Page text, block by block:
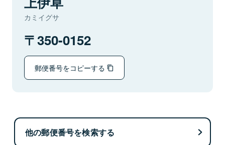
カミイグサ
350-0152
郵便番号をコピーする
他の郵便番号を検索する